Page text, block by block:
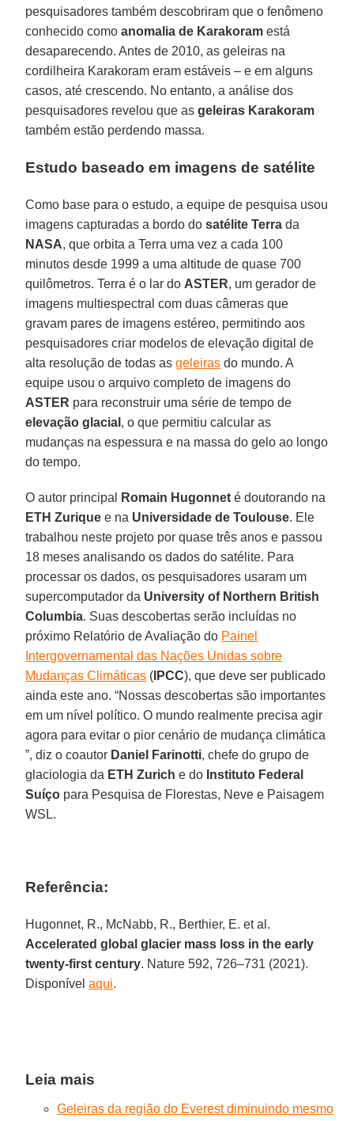
pesquisadores também descobriram que o fenômeno
conhecido comoanomalia de Karakoram está
desaparecendo. Antes de 2010, as geleiras na
cordilheira Karakoram eram estáveis – e em alguns
casos, até crescendo. No entanto, a análise dos
pesquisadores revelou que asgeleiras Karakoram
também estão perdendo massa.
Estudo baseado em imagens de satélite
Como base para o estudo, a equipe de pesquisa usou
imagens capturadas a bordo dosatélite Terra da
NASA, que orbita a Terra uma vez a cada 100
minutos desde 1999 a uma altitude de quase 700
quilômetros. Terra é o lar do ASTER, um gerador de
imagens multiespectral com duas câmeras que
gravam pares de imagens estéreo, permitindo aos
pesquisadores criar modelos de elevação digital de
alta resolução de todas asgeleiras do mundo. A
equipe usou o arquivo completo de imagens do
ASTER para reconstruir uma série de tempo de
elevação glacial , o que permitiu calcular as
mudanças na espessura e na massa do gelo ao longo
do tempo.
O autor principal Romain Hugonnet é doutorando na
ETH Zurique e na Universidade de Toulouse. Ele
trabalhou neste projeto por quase três anos e passou
18 meses analisando os dados do satélite. Para
processar os dados, os pesquisadores usaram um
supercomputador da University of Northern British
Columbia. Suas descobertas serão incluídas no
próximo Relatório de Avaliação do Painel
Intergovernamental das Nações Unidas sobre
Mudanças Climáticas ( IPCC), que deve ser publicado
ainda este ano. “Nossas descobertas são importantes
em um nível político. O mundo realmente precisa agir
agora para evitar o pior cenário de mudança climática
”, diz o coautor Daniel Farinotti, chefe do grupo de
glaciologia da ETH Zurich e do Instituto Federal
Suíço para Pesquisa de Florestas, Neve e Paisagem
WSL.
Referência:
Hugonnet, R., McNabb, R., Berthier, E. et al.
Accelerated global glacier mass loss in the early
twenty-first century. Nature 592, 726–731 (2021).
Disponívelaqui.
Leia mais
Geleiras da região do Everest diminuindo mesmo